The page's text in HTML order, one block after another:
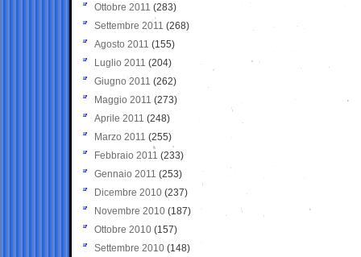
Ottobre 2011 (283)
Settembre 2011 (268)
Agosto 2011 (155)
Luglio 2011 (204)
Giugno 2011 (262)
Maggio 2011 (273)
Aprile 2011 (248)
Marzo 2011 (255)
Febbraio 2011 (233)
Gennaio 2011 (253)
Dicembre 2010 (237)
Novembre 2010 (187)
Ottobre 2010 (157)
Settembre 2010 (148)